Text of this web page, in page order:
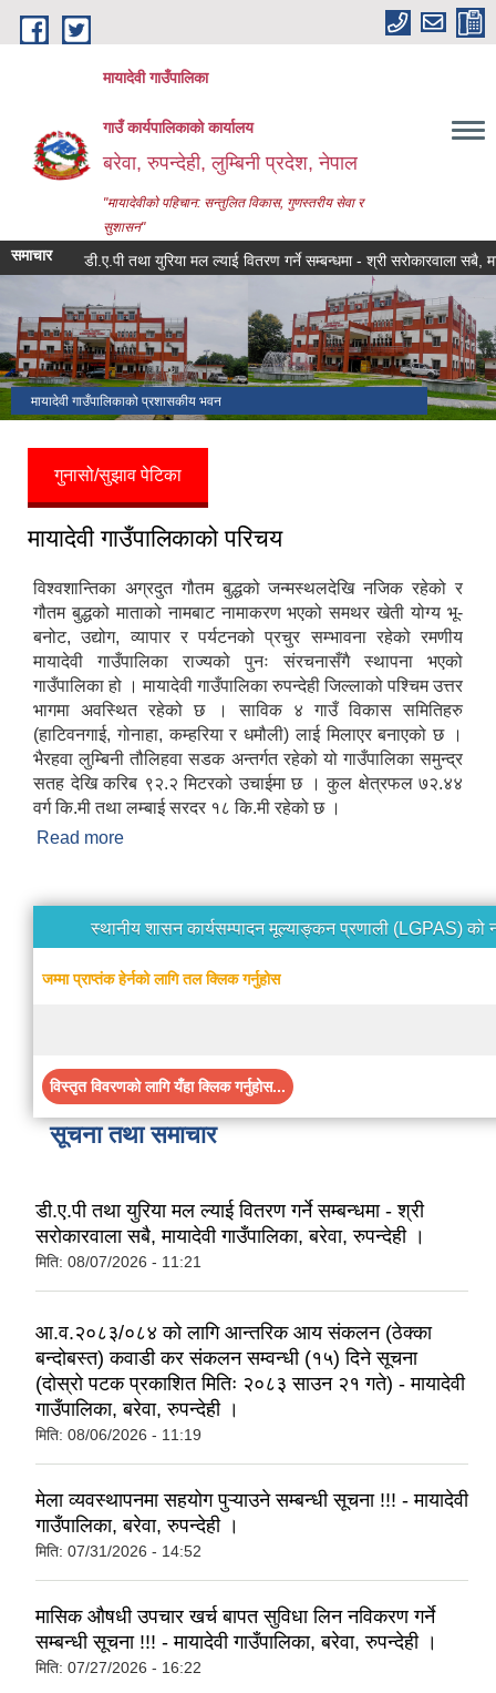
Skip to main content
मायादेवी गाउँपालिका
गाउँ कार्यपालिकाको कार्यालय
बरेवा, रुपन्देही, लुम्बिनी प्रदेश, नेपाल
"मायादेवीको पहिचान: सन्तुलित विकास, गुणस्तरीय सेवा र
सुशासन"
समाचारडी.ए.पी तथा युरिया मल ल्याई वितरण गर्ने सम्बन्धमा - श्री सरोकारवाला सबै,
मायादेवी गाउँपालिकाको प्रशासकीय भवन
गुनासो/सुझाव पेटिका
मायादेवी गाउँपालिकाको परिचय
विश्वशान्तिका अग्रदुत गौतम बुद्धको जन्मस्थलदेखि नजिक रहेको र
गौतम बुद्धको माताको नामबाट नामाकरण भएको समथर खेती योग्य भू-
बनोट, उद्योग, व्यापार र पर्यटनको प्रचुर सम्भावना रहेको रमणीय
मायादेवी गाउँपालिका राज्यको पुनः संरचनासँगै स्थापना भएको
गाउँपालिका हो । मायादेवी गाउँपालिका रुपन्देही जिल्लाको पश्चिम उत्तर
भागमा अवस्थित रहेको छ । साविक ४ गाउँ विकास समितिहरु
(हाटिवनगाई, गोनाहा, कम्हरिया र धमौली) लाई मिलाएर बनाएको छ ।
भैरहवा लुम्बिनी तौलिहवा सडक अन्तर्गत रहेको यो गाउँपालिका समुन्द्र
सतह देखि करिब ९२.२ मिटरको उचाईमा छ । कुल क्षेत्रफल ७२.४४
वर्ग कि.मी तथा लम्बाई सरदर १८ कि.मी रहेको छ ।
Read more
स्थानीय शासन कार्यसम्पादन मूल्याङ्कन प्रणाली (LGPAS) को
जम्मा प्राप्तंक हेर्नको लागि तल क्लिक गर्नुहोस
विस्तृत विवरणको लागि यँहा क्लिक गर्नुहोस...
सूचना तथा समाचार
डी.ए.पी तथा युरिया मल ल्याई वितरण गर्ने सम्बन्धमा - श्री
सरोकारवाला सबै, मायादेवी गाउँपालिका, बरेवा, रुपन्देही ।
मिति: 08/07/2026 - 11:21
आ.व.२०८३/०८४ को लागि आन्तरिक आय संकलन (ठेक्का
बन्दोबस्त) कवाडी कर संकलन सम्वन्धी (१५) दिने सूचना
(दोस्रो पटक प्रकाशित मितिः २०८३ साउन २१ गते) - मायादेवी
गाउँपालिका, बरेवा, रुपन्देही ।
मिति: 08/06/2026 - 11:19
मेला व्यवस्थापनमा सहयोग पुऱ्याउने सम्बन्धी सूचना !!! - मायादेवी
गाउँपालिका, बरेवा, रुपन्देही ।
मिति: 07/31/2026 - 14:52
मासिक औषधी उपचार खर्च बापत सुविधा लिन नविकरण गर्ने
सम्बन्धी सूचना !!! - मायादेवी गाउँपालिका, बरेवा, रुपन्देही ।
मिति: 07/27/2026 - 16:22